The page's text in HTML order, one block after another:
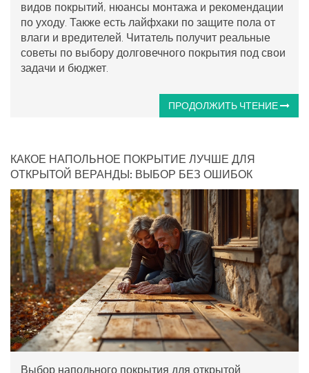
видов покрытий, нюансы монтажа и рекомендации
по уходу. Также есть лайфхаки по защите пола от
влаги и вредителей. Читатель получит реальные
советы по выбору долговечного покрытия под свои
задачи и бюджет.
ПРОДОЛЖИТЬ ЧТЕНИЕ
КАКОЕ НАПОЛЬНОЕ ПОКРЫТИЕ ЛУЧШЕ ДЛЯ
ОТКРЫТОЙ ВЕРАНДЫ: ВЫБОР БЕЗ ОШИБОК
Выбор напольного покрытия для открытой